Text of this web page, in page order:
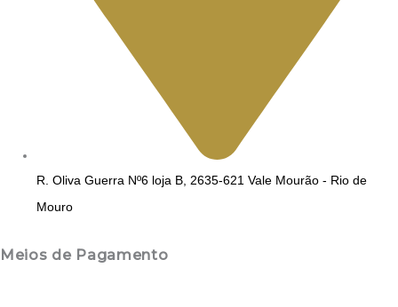
R. Oliva Guerra Nº6 loja B, 2635-621 Vale Mourão - Rio de
Mouro
Meios de Pagamento